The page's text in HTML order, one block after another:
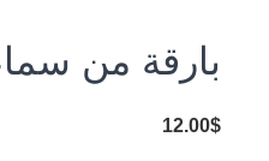
بارقة من
12.00$